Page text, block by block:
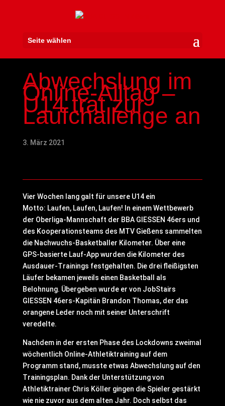
Seite wählen
Abwechslung im
Online-Alltag –
U14 trat zur
Laufchallenge an
3. März 2021
Vier Wochen lang galt für unsere U14 ein
Motto: Laufen, Laufen, Laufen! In einem Wettbewerb
der Oberliga-Mannschaft der BBA GIESSEN 46ers und
des Kooperationsteams des MTV Gießens sammelten
die Nachwuchs-Basketballer Kilometer. Über eine
GPS-basierte Lauf-App wurden die Kilometer des
Ausdauer-Trainings festgehalten. Die drei fleißigsten
Läufer bekamen jeweils einen Basketball als
Belohnung. Übergeben wurde er von JobStairs
GIESSEN 46ers-Kapitän Brandon Thomas, der das
orangene Leder noch mit seiner Unterschrift
veredelte.
Nachdem in der ersten Phase des Lockdowns zweimal
wöchentlich Online-Athletiktraining auf dem
Programm stand, musste etwas Abwechslung auf den
Trainingsplan. Dank der Unterstützung von
Athletiktrainer Chris Köller gingen die Spieler gestärkt
wie nie zuvor aus dem alten Jahr. Doch selbst das